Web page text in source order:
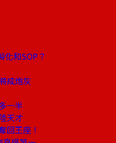
和SOP？
成炮灰
一半
天才
王座！